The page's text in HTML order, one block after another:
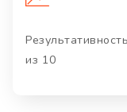
из 10